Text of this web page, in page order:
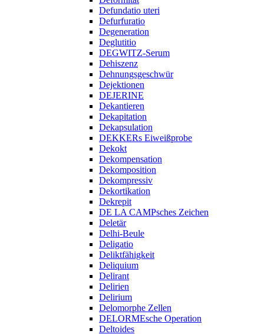
Defundatio uteri
Defurfuratio
Degeneration
Deglutitio
DEGWITZ-Serum
Dehiszenz
Dehnungsgeschwür
Dejektionen
DEJERINE
Dekantieren
Dekapitation
Dekapsulation
DEKKERs Eiweißprobe
Dekokt
Dekompensation
Dekomposition
Dekompressiv
Dekortikation
Dekrepit
DE LA CAMPsches Zeichen
Deletär
Delhi-Beule
Deligatio
Deliktfähigkeit
Deliquium
Delirant
Delirien
Delirium
Delomorphe Zellen
DELORMEsche Operation
Deltoides